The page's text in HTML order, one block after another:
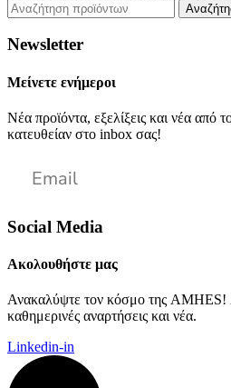
Newsletter
Μείνετε ενήμεροι
Νέα προϊόντα, εξελίξεις και νέα από
κατευθείαν στο inbox σας!
Social Media
Ακολουθήστε μας
Ανακαλύψτε τον κόσμο της AMHES!
καθημερινές αναρτήσεις και νέα.
Linkedin-in